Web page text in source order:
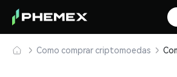
Como comprar criptomoedas